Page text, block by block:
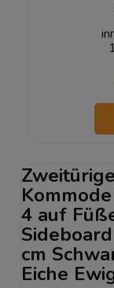
Zweitürige
4 auf
cm
Eiche